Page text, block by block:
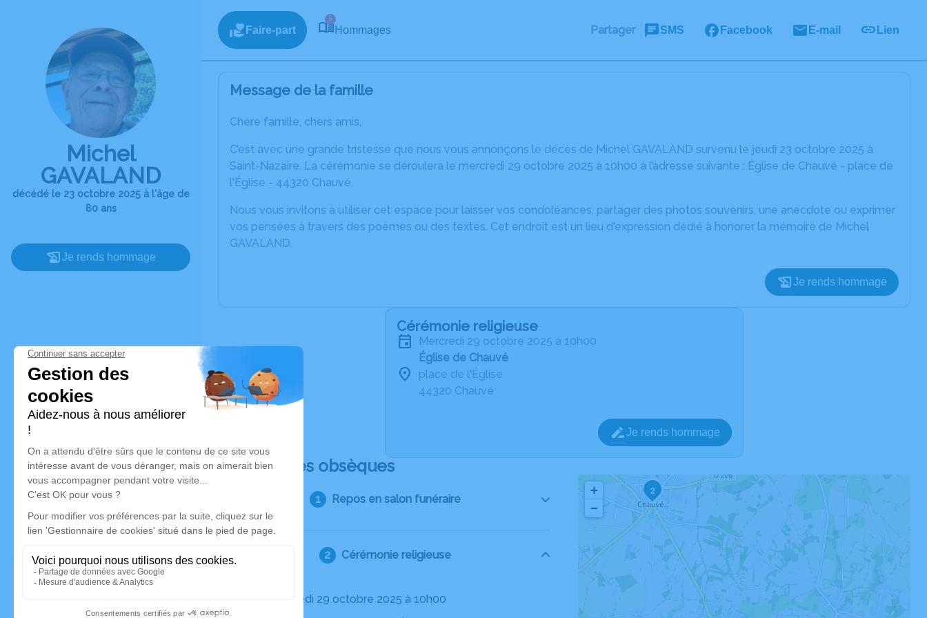
Michel
GAVALAND
décédé le 23 octobre 2025 à l'âge de
80 ans
Je rends hommage
Faire-part
5
Hommages Partager SMS Facebook E-mail Lien
Message de la famille
Chère famille, chers amis,
C’est avec une grande tristesse que nous vous annonçons le décès de Michel GAVALAND survenu le jeudi 23 octobre 2025 à
Saint-Nazaire. La cérémonie se déroulera le mercredi 29 octobre 2025 à 10h00 à l’adresse suivante : Église de Chauvé - place de
l'Église - 44320 Chauvé.
Nous vous invitons à utiliser cet espace pour laisser vos condoléances, partager des photos souvenirs, une anecdote ou exprimer
vos pensées à travers des poèmes ou des textes. Cet endroit est un lieu d'expression dédié à honorer la mémoire de Michel
GAVALAND.
Je rends hommage
Cérémonie religieuse
mercredi 29 octobre 2025 à 10h00
Église de Chauvé
place de l'Église
44320 Chauvé
Je rends hommage
Déroulé des obsèques
Repos en salon funéraire
Cérémonie religieuse
Le mercredi 29 octobre 2025 à 10h00
2
+
−